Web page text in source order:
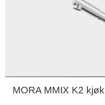
MORA MMIX K2